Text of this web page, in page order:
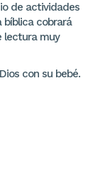
de actividades
bíblica cobrará
lectura muy
con su bebé.